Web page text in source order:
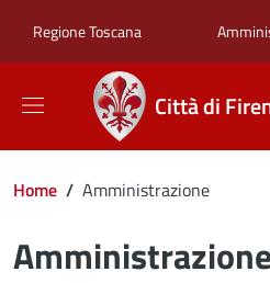
Regione Toscana
Città di
Briciole di pane
Home / Amministrazione